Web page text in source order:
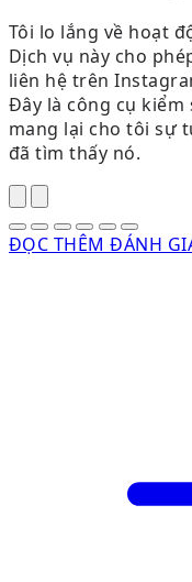
Tôi lo lắng về hoạt
Dịch vụ này cho
liên hệ trên
Đây là công cụ
mang lại cho tôi sự
đã tìm thấy nó.
ĐỌC THÊM ĐÁNH